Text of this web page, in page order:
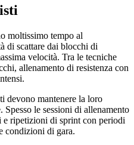
moltissimo tempo al
di scattare dai blocchi di
velocità. Tra le tecniche
allenamento di resistenza con
devono mantenere la loro
le sessioni di allenamento
e ripetizioni di sprint con periodi
condizioni di gara.